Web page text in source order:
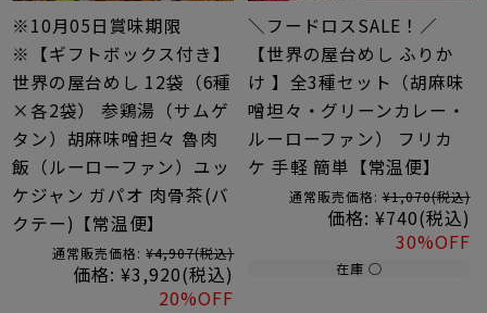
※10月05日賞味期限
※【ギフトボックス付き】
世界の屋台めし 12袋（6種
×各2袋） 参鶏湯（サムゲ
タン）胡麻味噌担々 魯肉
飯（ルーローファン）ユッ
ケジャン ガパオ 肉骨茶(バ
クテー)【常温便】
通常販売価格: ¥4,907(税込)
価格: ¥3,920(税込)
20%OFF
＼フードロスSALE！／
【世界の屋台めし ふりか
け 】全3種セット（胡麻味
噌坦々・グリーンカレー・
ルーローファン） フリカ
ケ 手軽 簡単【常温便】
通常販売価格: ¥1,070(税込)
価格: ¥740(税込)
30%OFF
在庫 ○